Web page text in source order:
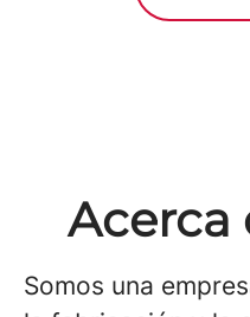
Acerca
Somos una